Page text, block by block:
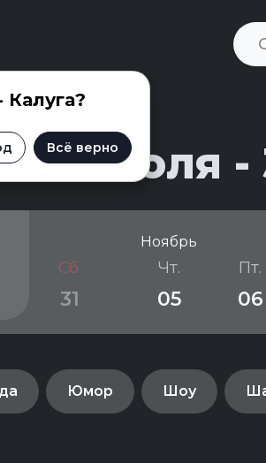
Всё верноиюля -
Сб.
31
Ноябрь
Чт.
05
Пт.
06
Юмор Шоу